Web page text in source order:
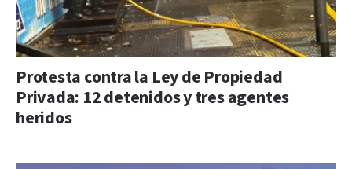
Protesta contra la Ley de Propiedad
Privada: 12 detenidos y tres agentes
heridos